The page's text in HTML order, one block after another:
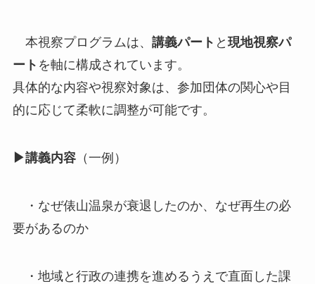
本視察プログラムは、 講義パート と 現地視察パ
ート を軸に構成されています。
具体的な内容や視察対象は、参加団体の関心や目
的に応じて柔軟に調整が可能です。
▶講義内容（一例）
・なぜ俵山温泉が衰退したのか、なぜ再生の必
要があるのか
・地域と行政の連携を進めるうえで直面した課